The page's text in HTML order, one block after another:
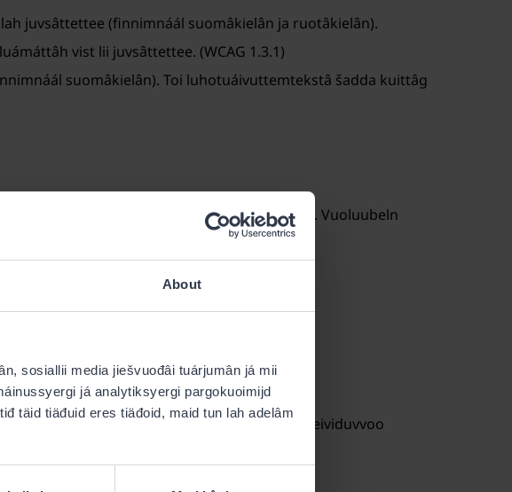
About
sosiallii media jiešvuođâi tuárjumân já mii
já analytiksyergi pargokuoimijd
täid tiäđuid eres tiäđoid, maid tun lah adelâm
juvsâttettee (finnimnáál suomâkielân ja ruotâkielân).
vist lii juvsâttettee. (WCAG 1.3.1)
suomâkielân). Toi luhotuáivuttemtekstâ šadda kuittâg
falâmist 306/2019 nuávdithánnáá kyeđđim. Vuoluubeln
olášuttem árvuštâlmân já tot peividuvvoo